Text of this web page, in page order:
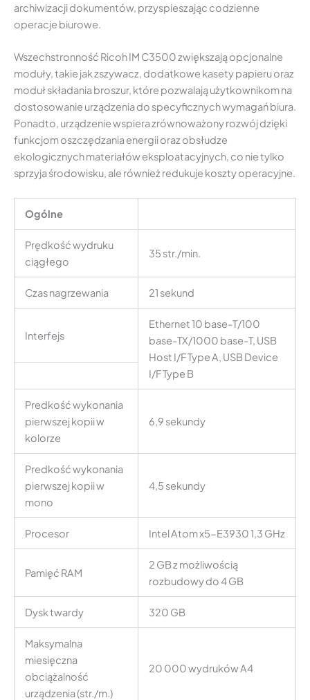
archiwizacji dokumentów, przyspieszając codzienne
operacje biurowe.
Wszechstronność Ricoh IM C3500 zwiększają opcjonalne
moduły, takie jak zszywacz, dodatkowe kasety papieru oraz
moduł składania broszur, które pozwalają użytkownikom na
dostosowanie urządzenia do specyficznych wymagań biura.
Ponadto, urządzenie wspiera zrównoważony rozwój dzięki
funkcjom oszczędzania energii oraz obsłudze
ekologicznych materiałów eksploatacyjnych, co nie tylko
sprzyja środowisku, ale również redukuje koszty operacyjne.
Ogólne
Prędkość wydruku
ciągłego
35 str./min.
Czas nagrzewania 21 sekund
Interfejs
Ethernet 10 base-T/100
base-TX/1000 base-T, USB
Host I/F Type A, USB Device
I/F Type B
Predkość wykonania
pierwszej kopii w
kolorze
6,9 sekundy
Predkość wykonania
pierwszej kopii w
mono
4,5 sekundy
Procesor Intel Atom x5-E3930 1,3 GHz
Pamięć RAM
2 GB z możliwością
rozbudowy do 4 GB
Dysk twardy 320 GB
Maksymalna
miesięczna
obciążalność
urządzenia (str./m.)
20 000 wydruków A4